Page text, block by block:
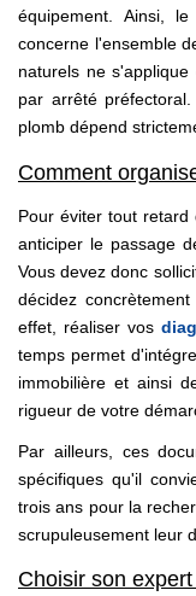
équipement. Ainsi,
concerne l'ensemble
naturels ne
par arrêté
plomb dépend
Comment
Pour éviter tout retard
anticiper le passage
Vous devez donc
décidez
effet, réaliser vos
temps permet
immobilière et ainsi
rigueur de votre
Par ailleurs, ces
spécifiques qu'il
trois ans pour la
scrupuleusement leur
Choisir son